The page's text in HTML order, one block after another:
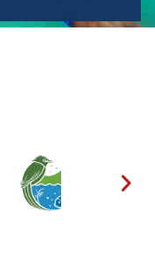
différents
en bas des
consulter
plus